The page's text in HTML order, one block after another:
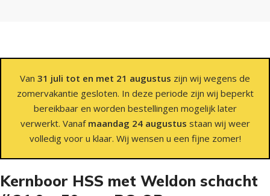
Van 31 juli tot en met 21 augustus zijn wij wegens de
zomervakantie gesloten. In deze periode zijn wij beperkt
bereikbaar en worden bestellingen mogelijk later
verwerkt. Vanaf maandag 24 augustus staan wij weer
volledig voor u klaar. Wij wensen u een fijne zomer!
Kernboor HSS met Weldon schacht